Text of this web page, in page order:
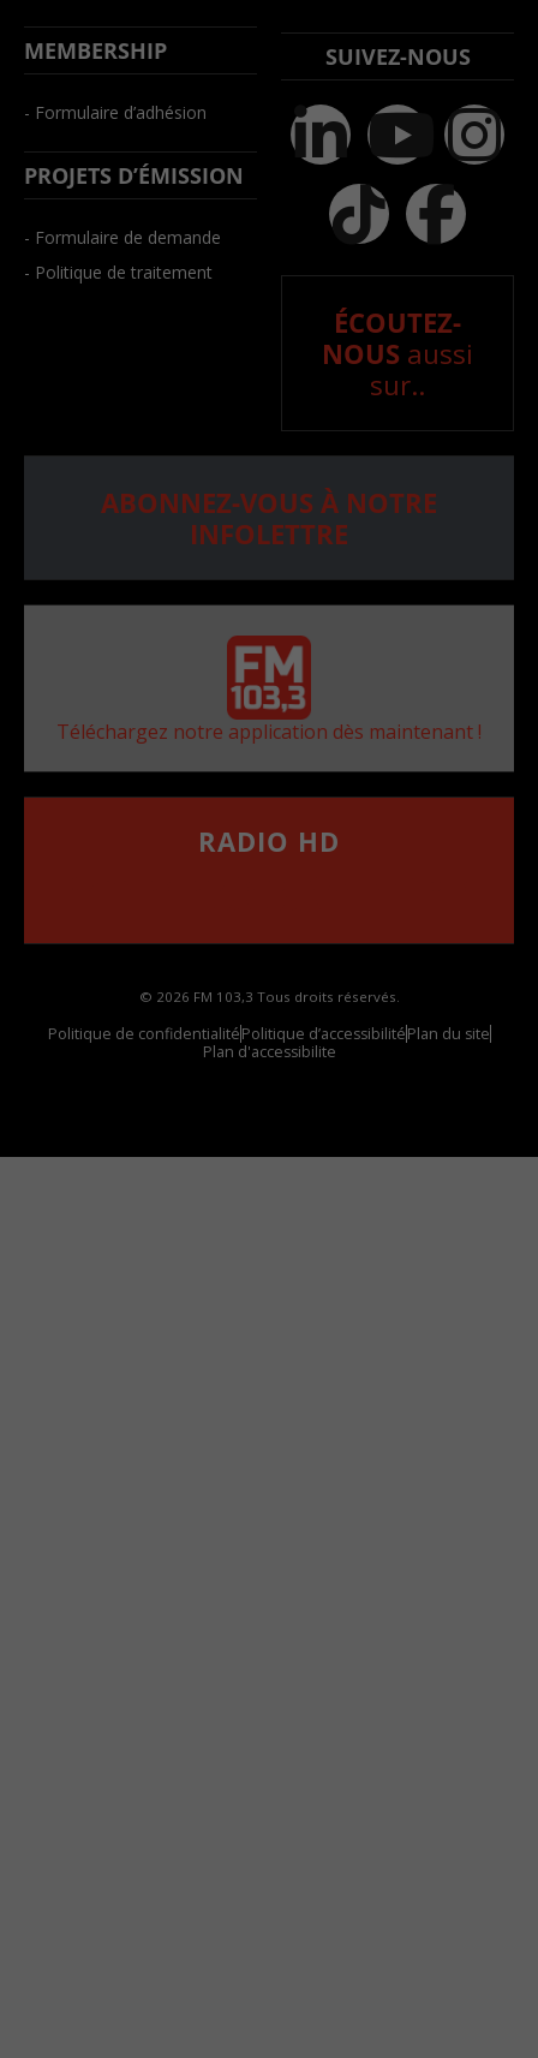
MEMBERSHIP
- Formulaire d’adhésion
PROJETS D’ÉMISSION
- Formulaire de demande
- Politique de traitement
SUIVEZ-NOUS
ÉCOUTEZ-
NOUS aussi
sur..
ABONNEZ-VOUS À NOTRE
INFOLETTRE
Téléchargez notre application dès maintenant !
RADIO HD
© 2026 FM 103,3 Tous droits réservés.
Politique de confidentialitéPolitique d’accessibilitéPlan du site
Plan d'accessibilite